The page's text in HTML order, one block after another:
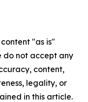
"as is"
do not accept any
content,
legality, or
in this article.